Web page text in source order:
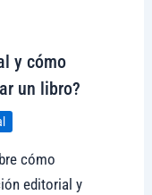
y cómo
un libro?
cómo
editorial y